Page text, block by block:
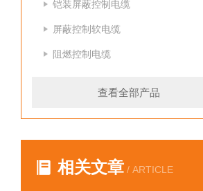
铠装屏蔽控制电缆
屏蔽控制软电缆
阻燃控制电缆
查看全部产品
相关文章 / ARTICLE